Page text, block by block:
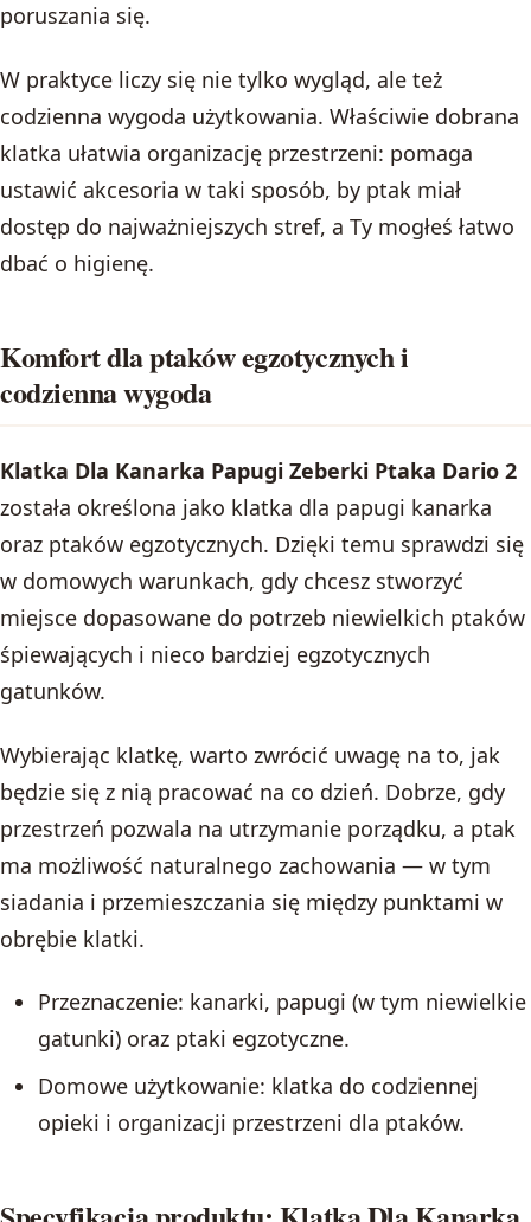
poruszania się.
W praktyce liczy się nie tylko wygląd, ale też
codzienna wygoda użytkowania. Właściwie dobrana
klatka ułatwia organizację przestrzeni: pomaga
ustawić akcesoria w taki sposób, by ptak miał
dostęp do najważniejszych stref, a Ty mogłeś łatwo
dbać o higienę.
Komfort dla ptaków egzotycznych i
codzienna wygoda
Klatka Dla Kanarka Papugi Zeberki Ptaka Dario 2
została określona jako klatka dla papugi kanarka
oraz ptaków egzotycznych. Dzięki temu sprawdzi się
w domowych warunkach, gdy chcesz stworzyć
miejsce dopasowane do potrzeb niewielkich ptaków
śpiewających i nieco bardziej egzotycznych
gatunków.
Wybierając klatkę, warto zwrócić uwagę na to, jak
będzie się z nią pracować na co dzień. Dobrze, gdy
przestrzeń pozwala na utrzymanie porządku, a ptak
ma możliwość naturalnego zachowania — w tym
siadania i przemieszczania się między punktami w
obrębie klatki.
Przeznaczenie: kanarki, papugi (w tym niewielkie
gatunki) oraz ptaki egzotyczne.
Domowe użytkowanie: klatka do codziennej
opieki i organizacji przestrzeni dla ptaków.